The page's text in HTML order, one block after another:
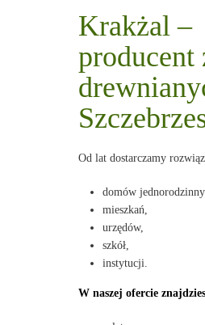
Krakżal –
producent
Od lat dostarczamy
domów
mieszkań,
urzędów,
szkół,
instytucji.
W naszej ofercie